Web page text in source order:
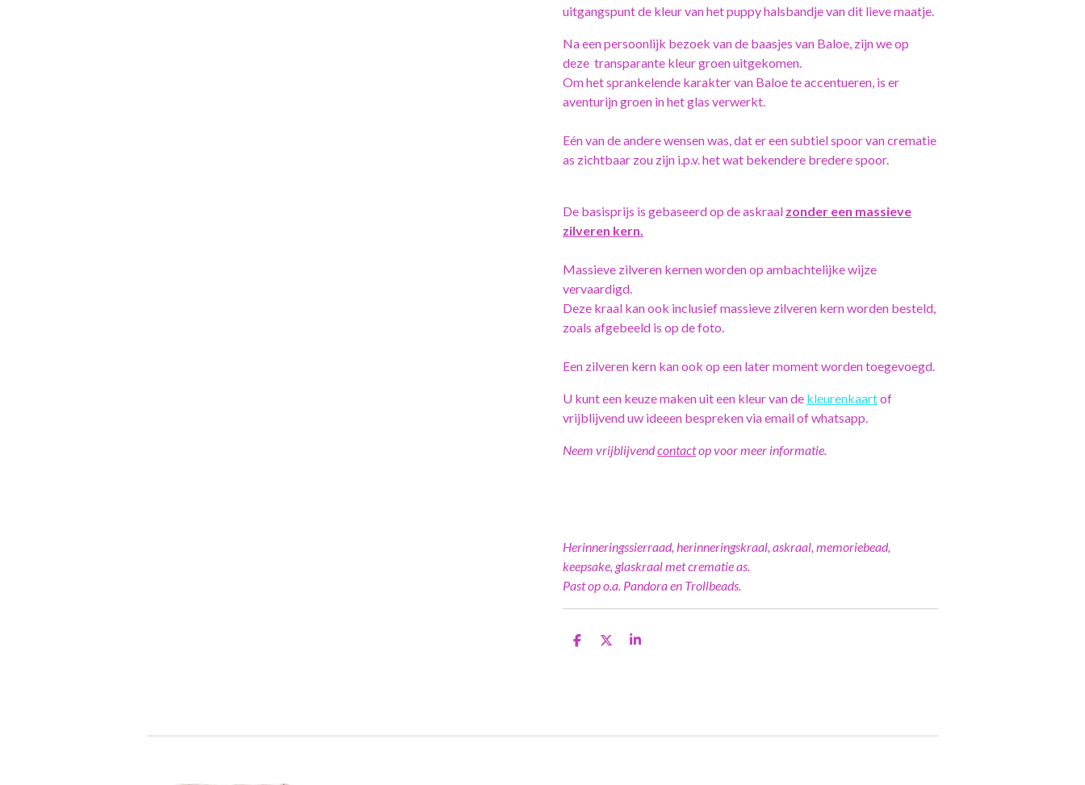
uitgangspunt de kleur van het puppy halsbandje van dit lieve maatje.
Na een persoonlijk bezoek van de baasjes van Baloe, zijn we op
deze transparante kleur groen uitgekomen.
Om het sprankelende karakter van Baloe te accentueren, is er
aventurijn groen in het glas verwerkt.
Eén van de andere wensen was, dat er een subtiel spoor van crematie
as zichtbaar zou zijn i.p.v. het wat bekendere bredere spoor.
De basisprijs is gebaseerd op de askraal zonder een massieve
zilveren kern.
Massieve zilveren kernen worden op ambachtelijke wijze
vervaardigd.
Deze kraal kan ook inclusief massieve zilveren kern worden besteld,
zoals afgebeeld is op de foto.
Een zilveren kern kan ook op een later moment worden toegevoegd.
U kunt een keuze maken uit een kleur van de kleurenkaartof
vrijblijvend uw ideeen bespreken via email of whatsapp.
Neem vrijblijvendcontactop voor meer informatie.
Herinneringssierraad, herinneringskraal, askraal, memoriebead,
keepsake, glaskraal met crematie as.
Past op o.a. Pandora en Trollbeads.
D
D
S